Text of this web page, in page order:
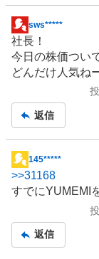
掲
示
板
記
sws*****
社長！
今日の株価つい
どんだけ人気ね
返信
掲
示
板
145*****
>>31168
すでにYUMEMI
返信